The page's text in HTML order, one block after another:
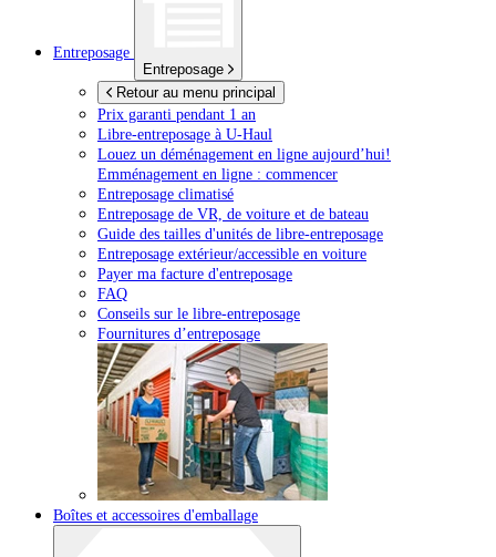
Entreposage
Entreposage
Retour au menu principal
Prix garanti pendant 1 an
Libre-entreposage à U-Haul
Louez un déménagement en ligne aujourd’hui!
Emménagement en ligne : commencer
Entreposage climatisé
Entreposage de VR, de voiture et de bateau
Guide des tailles d'unités de libre-entreposage
Entreposage extérieur/accessible en voiture
Payer ma facture d'entreposage
FAQ
Conseils sur le libre-entreposage
Fournitures d’entreposage
Boîtes et accessoires d'emballage